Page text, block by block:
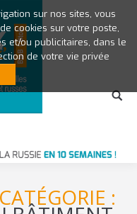
:
sur nos sites, vous
cookies sur votre poste,
et/ou publicitaires, dans le
de votre vie privée